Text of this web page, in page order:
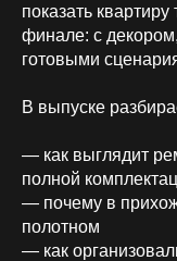
показать
финале: с
готовыми
В выпуске
— как выглядит
полной
— почему в
полотном
— как